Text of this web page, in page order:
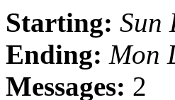
Starting: Sun
Ending: Mon
Messages: 2